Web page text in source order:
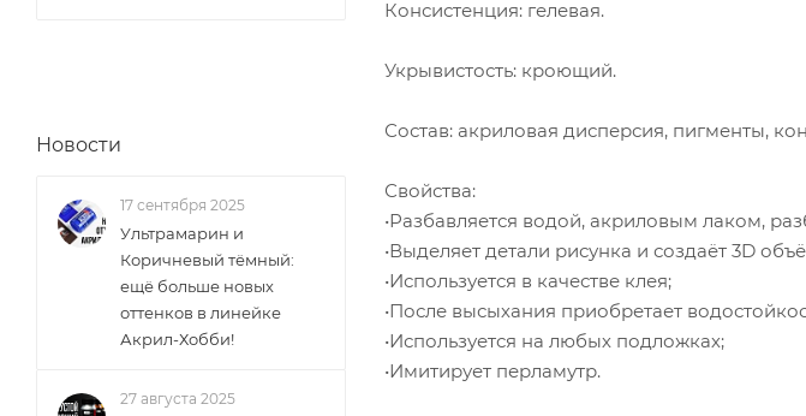
Консистенция: гелевая.
Укрывистость: кроющий.
Состав: акриловая дисперсия, пигменты,
Свойства:
•Разбавляется водой, акриловым лаком,
•Выделяет детали рисунка и создаёт 3D
•Используется в качестве клея;
•После высыхания приобретает
•Используется на любых подложках;
•Имитирует перламутр.
Новости
17 сентября 2025
Ультрамарин и
Коричневый тёмный:
ещё больше новых
оттенков в линейке
Акрил-Хобби!
27 августа 2025